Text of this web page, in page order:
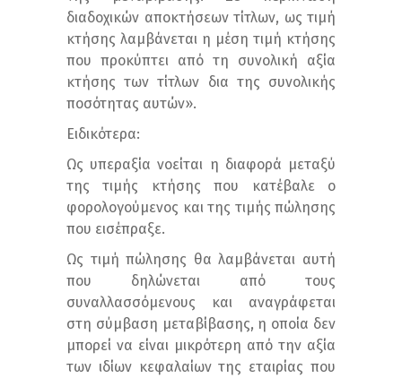
διαδοχικών αποκτήσεων τίτλων, ως τιμή
κτήσης λαμβάνεται η μέση τιμή κτήσης
που προκύπτει από τη συνολική αξία
κτήσης των τίτλων δια της συνολικής
ποσότητας αυτών».
Ειδικότερα:
Ως υπεραξία νοείται η διαφορά μεταξύ
της τιμής κτήσης που κατέβαλε ο
φορολογούμενος και της τιμής πώλησης
που εισέπραξε.
Ως τιμή πώλησης θα λαμβάνεται αυτή
που δηλώνεται από τους
συναλλασσόμενους και αναγράφεται
στη σύμβαση μεταβίβασης, η οποία δεν
μπορεί να είναι μικρότερη από την αξία
των ιδίων κεφαλαίων της εταιρίας που